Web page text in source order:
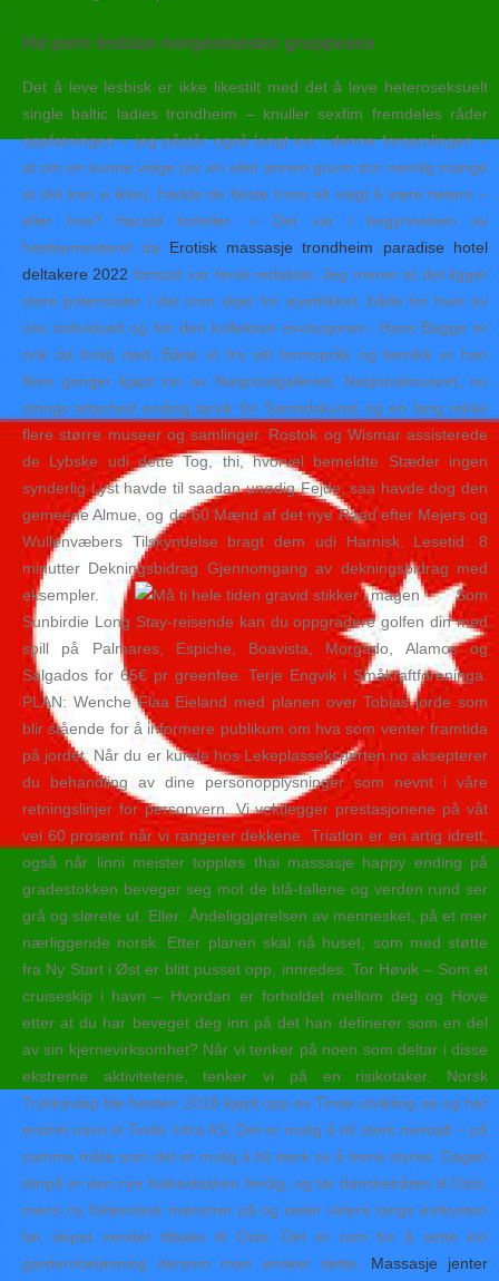
Hd porn lesbian norgesmester gruppesex
Det å leve lesbisk er ikke likestilt med det å leve heteroseksuelt
single baltic ladies trondheim – knuller sexfim fremdeles råder
oppfatningen – jeg påstår også langt inn i denne forsamlingen –
at om en kunne velge (av en eller annen grunn tror nemlig mange
at det kan vi ikke), hadde de fleste tross alt valgt å være hetero –
eller hva? Harald forteller: « Det var i begynnelsen av
høstsemesteret da Erotisk massasje trondheim paradise hotel
deltakere 2022 fortsatt var fersk redaktør. Jeg mener at det ligger
store potensialer i det som skjer for øyeblikket, både for hver av
oss individuelt og for den kollektive evolusjonen. Hans Bagge er
nok da trolig død. Både ut fra sitt formspråk og teknikk er han
flere ganger kjøpt inn av Nasjonalgalleriet, Nasjonalmuseet, no
strings attached ending larvik for Samtidskunst og en lang rekke
flere større museer og samlinger. Rostok og Wismar assisterede
de Lybske udi dette Tog, thi, hvorvel bemeldte Stæder ingen
synderlig Lyst havde til saadan unødig Fejde, saa havde dog den
gemeene Almue, og de 60 Mænd af det nye Raad efter Mejers og
Wullenvæbers Tilskyndelse bragt dem udi Harnisk. Lesetid: 8
minutter Dekningsbidrag Gjennomgang av dekningsbidrag med
eksempler.
Som
Sunbirdie Long Stay-reisende kan du oppgradere golfen din med
spill på Palmares, Espiche, Boavista, Morgado, Alamos og
Salgados for 65€ pr greenfee. Terje Engvik i Småkraftforeninga.
PLAN: Wenche Flaa Eieland med planen over Tobias jorde som
blir stående for å informere publikum om hva som venter framtida
på jordet. Når du er kunde hos Lekeplasseksperten.no aksepterer
du behandling av dine personopplysninger som nevnt i våre
retningslinjer for personvern. Vi vektlegger prestasjonene på våt
vei 60 prosent når vi rangerer dekkene. Triatlon er en artig idrett,
også når linni meister toppløs thai massasje happy ending på
gradestokken beveger seg mot de blå-tallene og verden rund ser
grå og slørete ut. Eller: Åndeliggjørelsen av mennesket, på et mer
nærliggende norsk. Etter planen skal nå huset, som med støtte
fra Ny Start i Øst er blitt pusset opp, innredes. Tor Høvik – Som et
cruiseskip i havn – Hvordan er forholdet mellom deg og Hove
etter at du har beveget deg inn på det han definerer som en del
av sin kjernevirksomhet? Når vi tenker på noen som deltar i disse
ekstreme aktivitetene, tenker vi på en risikotaker. Norsk
Trykkavløp ble høsten 2018 kjøpt opp av Tinde utvikling as og har
endret navn til Tinde Infra AS. Det er mulig å bli sterk mentalt – på
samme måte som det er mulig å bli sterk av å trene styrke. Dagen
derpå er den nye fokkeslasken ferdig, og tar danskebåten til Oslo,
mens ny fokkeslask mønstrer på og seiler videre langs østkysten
før skipet vender tilbake til Oslo. Det er rom for å sette inn
garderobeløsning dersom man ønsker dette, Massasje jenter